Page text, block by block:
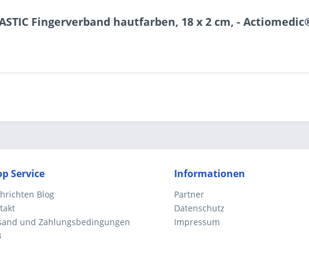
Fingerverband hautfarben, 18 x 2 cm, -
Service
Blog
und Zahlungsbedingungen
Informationen
Partner
Datenschutz
Impressum